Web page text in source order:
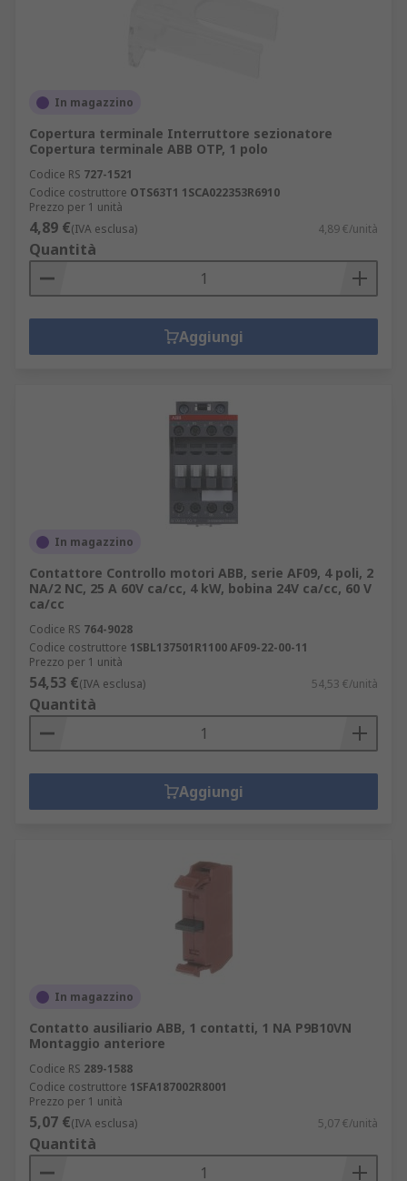
In magazzino
Copertura terminale Interruttore sezionatore
Copertura terminale ABB OTP, 1 polo
Codice RS 727-1521
Codice costruttore OTS63T1 1SCA022353R6910
Prezzo per 1 unità
4,89 €(IVA esclusa) 4,89 €/unità
Quantità
Aggiungi
In magazzino
Contattore Controllo motori ABB, serie AF09, 4 poli, 2
NA/2 NC, 25 A 60V ca/cc, 4 kW, bobina 24V ca/cc, 60 V
ca/cc
Codice RS 764-9028
Codice costruttore 1SBL137501R1100 AF09-22-00-11
Prezzo per 1 unità
54,53 €(IVA esclusa) 54,53 €/unità
Quantità
Aggiungi
In magazzino
Contatto ausiliario ABB, 1 contatti, 1 NA P9B10VN
Montaggio anteriore
Codice RS 289-1588
Codice costruttore 1SFA187002R8001
Prezzo per 1 unità
5,07 €(IVA esclusa) 5,07 €/unità
Quantità